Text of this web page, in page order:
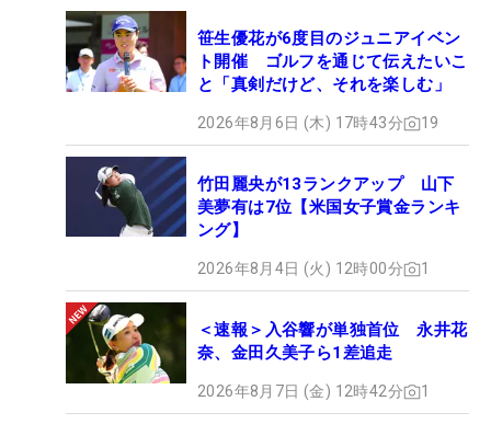
笹生優花が6度目のジュニアイベン
ト開催 ゴルフを通じて伝えたいこ
と「真剣だけど、それを楽しむ」
2026年8月6日 (木) 17時43分 19
竹田麗央が13ランクアップ 山下
美夢有は7位【米国女子賞金ランキ
ング】
2026年8月4日 (火) 12時00分 1
＜速報＞入谷響が単独首位 永井花
奈、金田久美子ら1差追走
2026年8月7日 (金) 12時42分 1